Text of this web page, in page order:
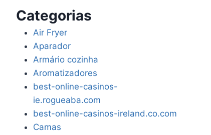
Categorias
Air Fryer
Aparador
Armário cozinha
Aromatizadores
best-online-casinos-
ie.rogueaba.com
best-online-casinos-ireland.co.com
Camas